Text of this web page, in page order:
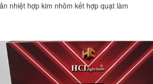
nhiệt hợp kim nhôm kết hợp quạt làm